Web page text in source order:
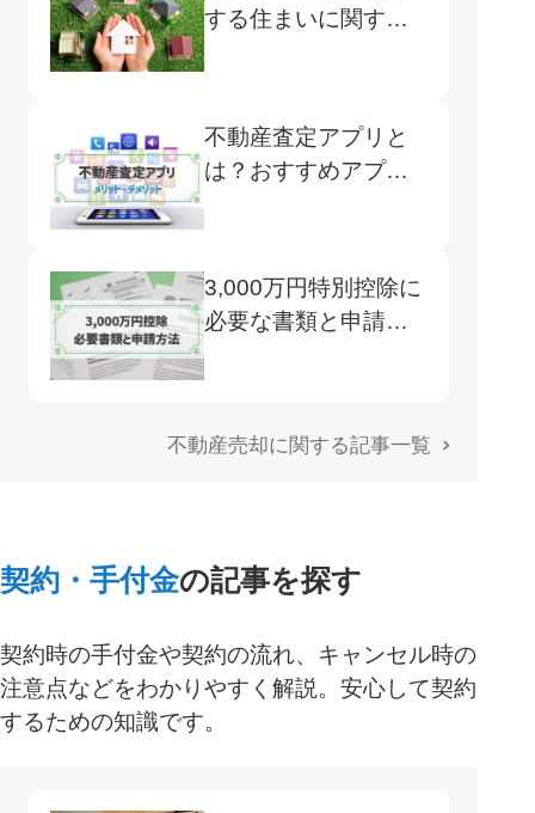
する住まいに関する
サービス
不動産査定アプリと
は？おすすめアプリ5
デメリット
3,000万円特別控除に
必要な書類と申請方
法
不動産売却に関する記事一覧
契約・手付金の記事を探す
契約時の手付金や契約の流れ、キャンセル時の
注意点などをわかりやすく解説。安心して契約
するための知識です。